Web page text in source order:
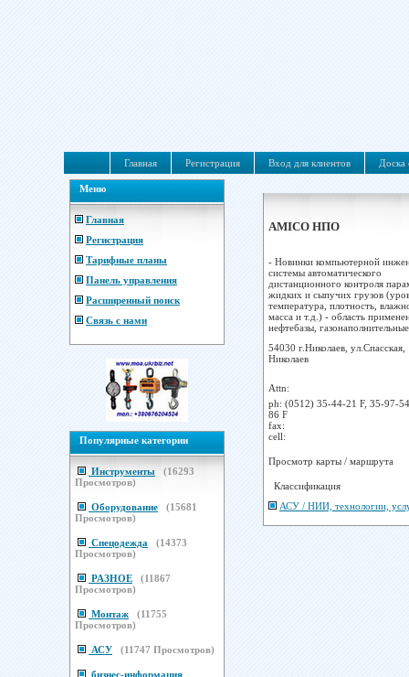
Главная Регистрация Вход для клиентов Доска
Меню
Главная
Регистрация
Тарифные планы
Панель управления
Расширенный поиск
Связь с нами
Популярные категории
Инструменты (16293
Просмотров)
Оборудование (15681
Просмотров)
Спецодежда (14373
Просмотров)
РАЗНОЕ (11867
Просмотров)
Монтаж (11755
Просмотров)
АСУ (11747 Просмотров)
бизнес-информация
AMICO НПО
- Новинки компьютерной
системы автоматического
дистанционного контроля
жидких и сыпучих грузов
температура, плотность,
масса и т.д.) - область
нефтебазы,
54030 г.Николаев, ул.Спасская,
Николаев
Attn:
ph: (0512) 35-44-21 F, 35-97-
86 F
fax:
cell:
Просмотр карты / маршрута
Классификация
АСУ / НИИ, технологии,